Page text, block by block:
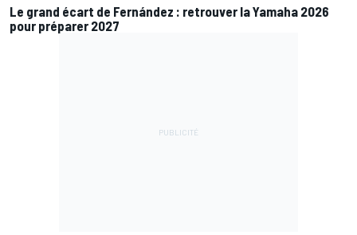
Le grand écart de Fernández : retrouver la Yamaha 2026
pour préparer 2027